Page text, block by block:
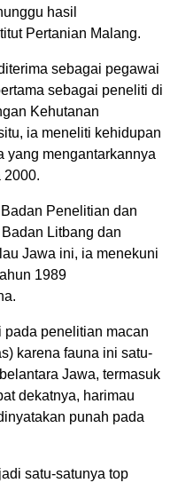
hasil
Pertanian Malang.
sebagai pegawai
sebagai peneliti di
Kehutanan
ia meneliti kehidupan
yang mengantarkannya
2000.
Penelitian dan
Litbang dan
Jawa ini, ia menekuni
1989
pada penelitian macan
karena fauna ini satu-
Jawa, termasuk
dekatnya, harimau
punah pada
satu-satunya top